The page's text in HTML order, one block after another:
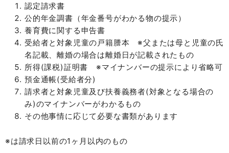
認定請求書
公的年金調書（年金番号がわかる物の提示）
養育費に関する申告書
受給者と対象児童の戸籍謄本 ※父または母と児童の氏
名記載、離婚の場合は離婚日が記載されたもの
所得(課税)証明書 ※マイナンバーの提示により省略可
預金通帳(受給者分)
請求者と対象児童及び扶養義務者(対象となる場合の
み)のマイナンバーがわかるもの
その他事情に応じて必要な書類があります
※は請求日以前の1ヶ月以内のもの